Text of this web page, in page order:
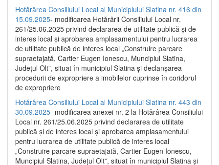
Hotărârea Consiliului Local al Municipiului Slatina nr. 416 din
15.09.2025- modificarea Hotărârii Consiliului Local nr.
261/25.06.2025 privind declararea de utilitate publică și de
interes local și aprobarea amplasamentului pentru lucrarea
de utilitate publică de interes local „Construire parcare
supraetajată, Cartier Eugen Ionescu, Muncipiul Slatina,
Județul Olt”, situat în municipiul Slatina și declanșarea
procedurii de expropriere a imobilelor cuprinse în coridorul
de expropriere
Hotărârea Consiliului Local al Municipiului Slatina nr. 443 din
30.09.2025- modificarea anexei nr. 2 la Hotărârea Consiliului
Local nr. 261/25.06.2025 privind declararea de utilitate
publică şi de interes local şi aprobarea amplasamentului
pentru lucrarea de utilitate publică de interes local
„Construire parcare supraetajată, Cartier Eugen Ionescu,
Muncipiul Slatina, Judeţul Olt”, situat în municipiul Slatina şi